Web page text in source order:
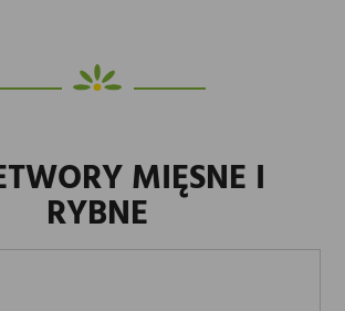
MIĘSNE I
RYBNE